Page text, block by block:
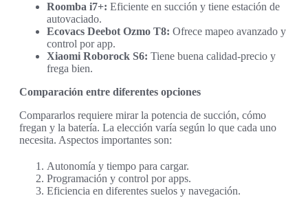
Roomba i7+: Eficiente en succión y tiene estación de
autovaciado.
Ecovacs Deebot Ozmo T8: Ofrece mapeo avanzado y
control por app.
Xiaomi Roborock S6: Tiene buena calidad-precio y
frega bien.
Comparación entre diferentes opciones
Compararlos requiere mirar la potencia de succión, cómo
fregan y la batería. La elección varía según lo que cada uno
necesita. Aspectos importantes son:
Autonomía y tiempo para cargar.
Programación y control por apps.
Eficiencia en diferentes suelos y navegación.